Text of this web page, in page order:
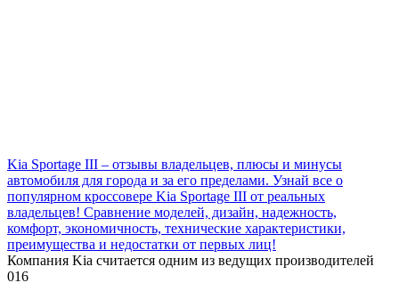
Kia Sportage III – отзывы владельцев, плюсы и минусы
автомобиля для города и за его пределами. Узнай все о
популярном кроссовере Kia Sportage III от реальных
владельцев! Сравнение моделей, дизайн, надежность,
комфорт, экономичность, технические характеристики,
преимущества и недостатки от первых лиц!
Компания Kia считается одним из ведущих производителей
016